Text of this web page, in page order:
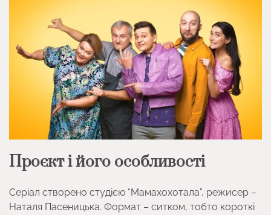
Проєкт і його особливості
Серіал створено студією “Мамахохотала”, режисер –
Наталя Пасеницька. Формат – ситком, тобто короткі